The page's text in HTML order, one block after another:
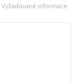
Vyžadované informace